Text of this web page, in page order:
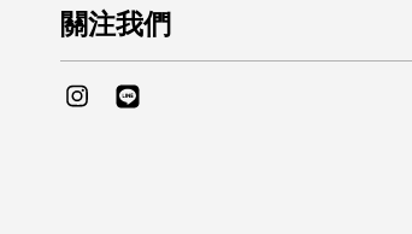
關注我們
Instagram